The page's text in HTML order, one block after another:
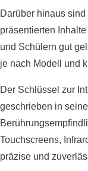
Darüber hinaus
präsentierten
und Schülern gut
je nach Modell und
Der Schlüssel zur
geschrieben in
Touchscreens,
präzise und